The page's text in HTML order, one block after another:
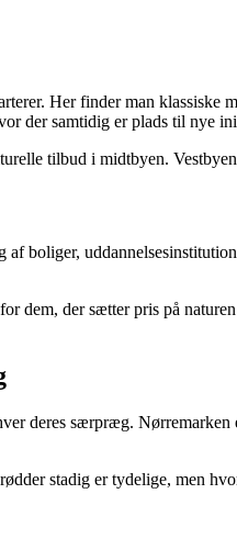
Her finder man klassiske
der samtidig er plads til nye
tilbud i midtbyen.
boliger,
dem, der sætter pris på
deres særpræg.
stadig er tydelige, men